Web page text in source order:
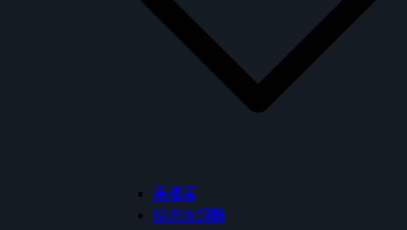
馬桶蓋
給排水銅器